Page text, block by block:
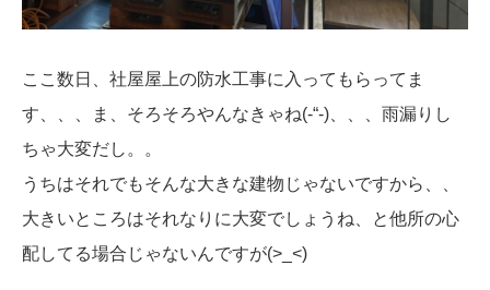
ここ数日、社屋屋上の防水工事に入ってもらってま
す、、、ま、そろそろやんなきゃね(-“-)、、、雨漏りし
ちゃ大変だし。。
うちはそれでもそんな大きな建物じゃないですから、、
大きいところはそれなりに大変でしょうね、と他所の心
配してる場合じゃないんですが(>_<)